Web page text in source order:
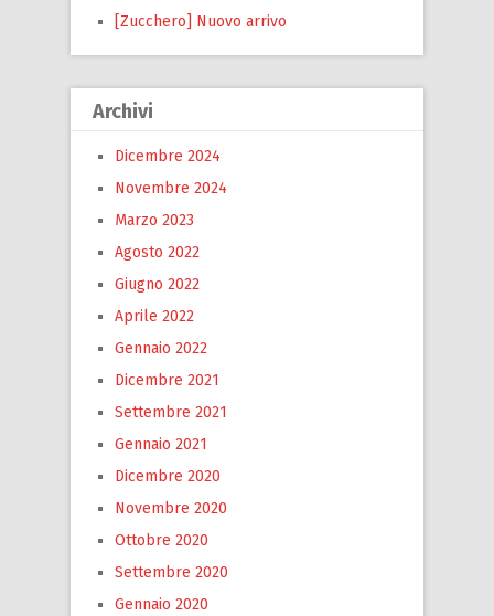
[Zucchero] Nuovo arrivo
Archivi
Dicembre 2024
Novembre 2024
Marzo 2023
Agosto 2022
Giugno 2022
Aprile 2022
Gennaio 2022
Dicembre 2021
Settembre 2021
Gennaio 2021
Dicembre 2020
Novembre 2020
Ottobre 2020
Settembre 2020
Gennaio 2020